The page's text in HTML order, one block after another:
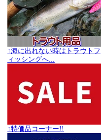
↑海に出れない時はトラウトフ
ィッシングへ...
↑特価品コーナー!!